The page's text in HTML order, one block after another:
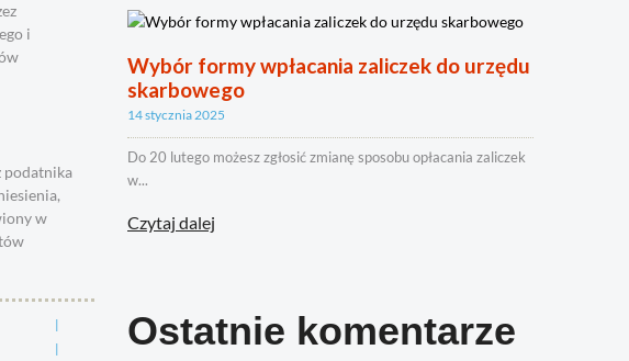
i
podatnika
w
Wybór formy wpłacania zaliczek do urzędu
skarbowego
14 stycznia 2025
Do 20 lutego możesz zgłosić zmianę sposobu opłacania zaliczek
w...
Czytaj dalej
Ostatnie komentarze